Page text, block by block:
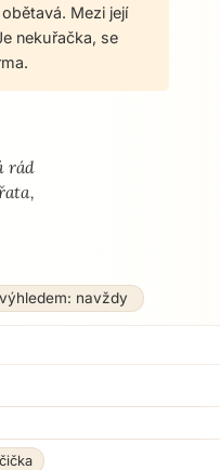
Mezi její
nekuřačka, se
rád
navždy